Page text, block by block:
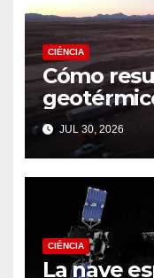
CIÉNCIA
Cómo
JUL 30, 2026
CIÉNCIA
La nave